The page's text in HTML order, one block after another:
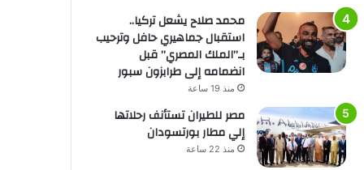
محمد صلاح يشعل تركيا..
استقبال جماهيري حافل وترحيب
بـ”الملك المصري” قبل
انضمامه إلى طرابزون سبور
منذ 19 ساعة
مصر للطيران تستأنف رحلاتها
إلي مطار بورتسودان
منذ 22 ساعة